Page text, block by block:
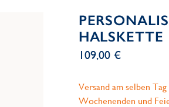
HALSKETTE
109,00 €
Versand am selben
Wochenenden und